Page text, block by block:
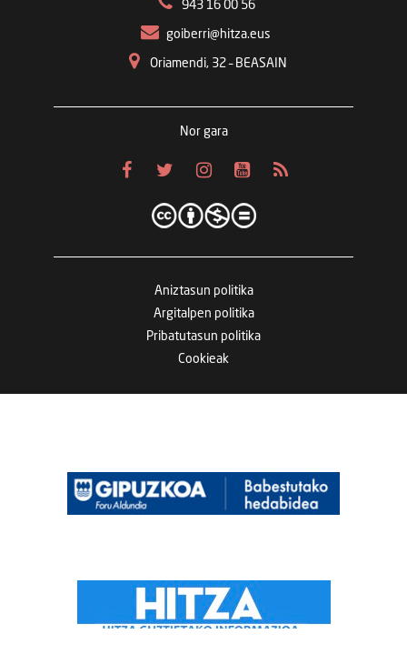
943 16 00 56
goiberri@hitza.eus
Oriamendi, 32 – BEASAIN
Nor gara
Aniztasun politika
Argitalpen politika
Pribatutasun politika
Cookieak